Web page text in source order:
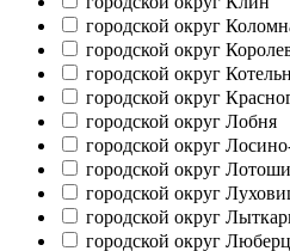
городской округ
городской округ
городской округ
городской округ
городской округ Лобня
городской округ
городской округ
городской округ
городской округ
городской округ